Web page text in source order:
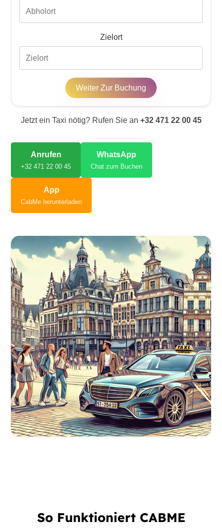
Zielort
Weiter Zur Buchung
Jetzt ein Taxi nötig? Rufen Sie an +32 471 22 00 45
Anrufen
+32 471 22 00 45
WhatsApp
Chat zum Buchen
App
CabMe herunterladen
So Funktioniert CABME